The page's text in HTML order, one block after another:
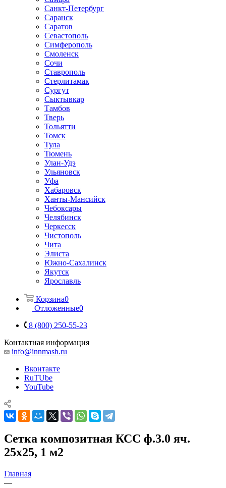
Санкт-Петербург
Саранск
Саратов
Севастополь
Симферополь
Смоленск
Сочи
Ставрополь
Стерлитамак
Сургут
Сыктывкар
Тамбов
Тверь
Тольятти
Томск
Тула
Тюмень
Улан-Удэ
Ульяновск
Уфа
Хабаровск
Ханты-Мансийск
Чебоксары
Челябинск
Черкесск
Чистополь
Чита
Элиста
Южно-Сахалинск
Якутск
Ярославль
Корзина0
Отложенные0
8 (800) 250-55-23
Контактная информация
info@innmash.ru
Вконтакте
RuTUbe
YouTube
Сетка композитная КСС ф.3.0 яч.
25х25, 1 м2
Главная
—